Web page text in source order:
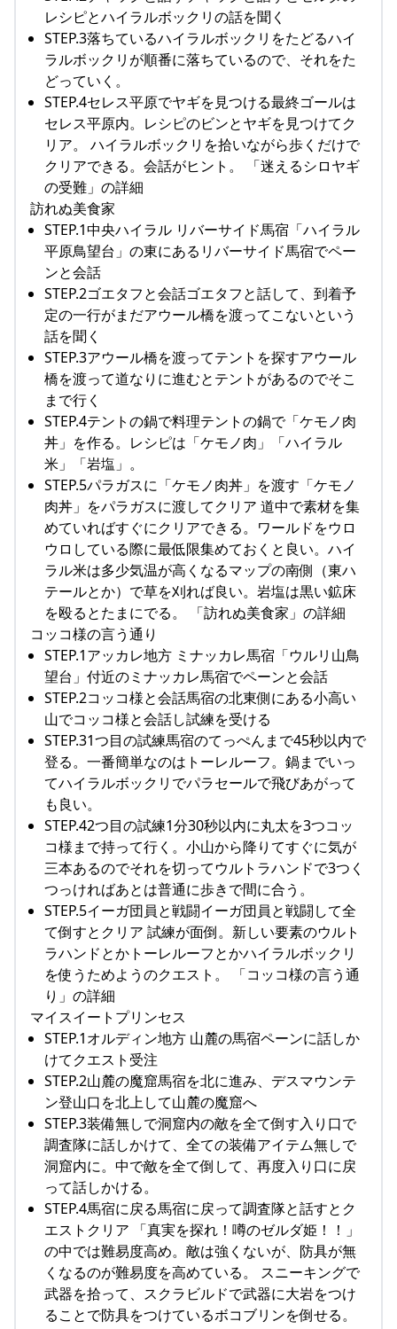
レシピとハイラルボックリの話を聞く
STEP.3落ちているハイラルボックリをたどるハイ
ラルボックリが順番に落ちているので、それをた
どっていく。
STEP.4セレス平原でヤギを見つける最終ゴールは
セレス平原内。レシピのビンとヤギを見つけてク
リア。 ハイラルボックリを拾いながら歩くだけで
クリアできる。会話がヒント。 「迷えるシロヤギ
の受難」の詳細
訪れぬ美食家
STEP.1中央ハイラル リバーサイド馬宿「ハイラル
平原鳥望台」の東にあるリバーサイド馬宿でペー
ンと会話
STEP.2ゴエタフと会話ゴエタフと話して、到着予
定の一行がまだアウール橋を渡ってこないという
話を聞く
STEP.3アウール橋を渡ってテントを探すアウール
橋を渡って道なりに進むとテントがあるのでそこ
まで行く
STEP.4テントの鍋で料理テントの鍋で「ケモノ肉
丼」を作る。レシピは「ケモノ肉」「ハイラル
米」「岩塩」。
STEP.5パラガスに「ケモノ肉丼」を渡す「ケモノ
肉丼」をパラガスに渡してクリア 道中で素材を集
めていればすぐにクリアできる。ワールドをウロ
ウロしている際に最低限集めておくと良い。ハイ
ラル米は多少気温が高くなるマップの南側（東ハ
テールとか）で草を刈れば良い。岩塩は黒い鉱床
を殴るとたまにでる。 「訪れぬ美食家」の詳細
コッコ様の言う通り
STEP.1アッカレ地方 ミナッカレ馬宿「ウルリ山鳥
望台」付近のミナッカレ馬宿でペーンと会話
STEP.2コッコ様と会話馬宿の北東側にある小高い
山でコッコ様と会話し試練を受ける
STEP.31つ目の試練馬宿のてっぺんまで45秒以内で
登る。一番簡単なのはトーレルーフ。鍋までいっ
てハイラルボックリでパラセールで飛びあがって
も良い。
STEP.42つ目の試練1分30秒以内に丸太を3つコッ
コ様まで持って行く。小山から降りてすぐに気が
三本あるのでそれを切ってウルトラハンドで3つく
つっければあとは普通に歩きで間に合う。
STEP.5イーガ団員と戦闘イーガ団員と戦闘して全
て倒すとクリア 試練が面倒。新しい要素のウルト
ラハンドとかトーレルーフとかハイラルボックリ
を使うためようのクエスト。 「コッコ様の言う通
り」の詳細
マイスイートプリンセス
STEP.1オルディン地方 山麓の馬宿ペーンに話しか
けてクエスト受注
STEP.2山麓の魔窟馬宿を北に進み、デスマウンテ
ン登山口を北上して山麓の魔窟へ
STEP.3装備無しで洞窟内の敵を全て倒す入り口で
調査隊に話しかけて、全ての装備アイテム無しで
洞窟内に。中で敵を全て倒して、再度入り口に戻
って話しかける。
STEP.4馬宿に戻る馬宿に戻って調査隊と話すとク
エストクリア 「真実を探れ！噂のゼルダ姫！！」
の中では難易度高め。敵は強くないが、防具が無
くなるのが難易度を高めている。 スニーキングで
武器を拾って、スクラビルドで武器に大岩をつけ
ることで防具をつけているボコブリンを倒せる。